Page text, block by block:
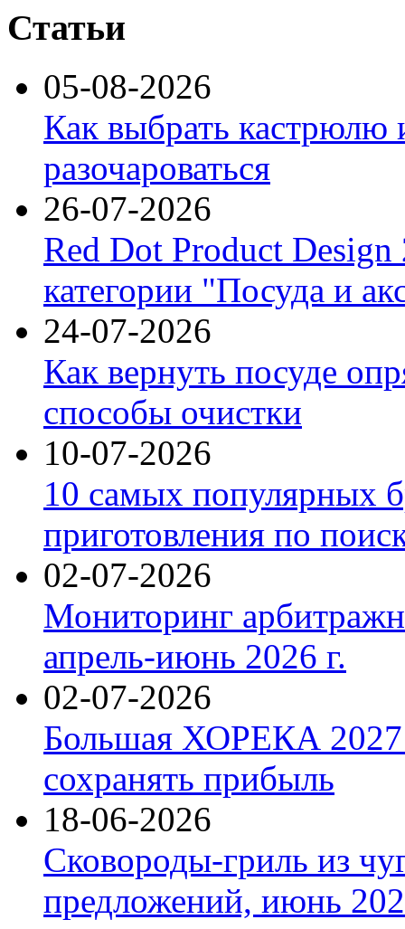
Статьи
05-08-2026
Как выбрать кастрюлю
разочароваться
26-07-2026
Red Dot Product Design
категории "Посуда и
24-07-2026
Как вернуть посуде
способы очистки
10-07-2026
10 самых популярных
приготовления по
02-07-2026
Мониторинг
апрель-июнь 2026 г.
02-07-2026
Большая ХОРЕКА 2027:
сохранять прибыль
18-06-2026
Сковороды-гриль из
предложений, июнь